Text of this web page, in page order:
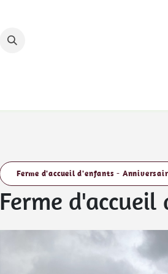
Ferme d'accueil d'enfants -
Ferme